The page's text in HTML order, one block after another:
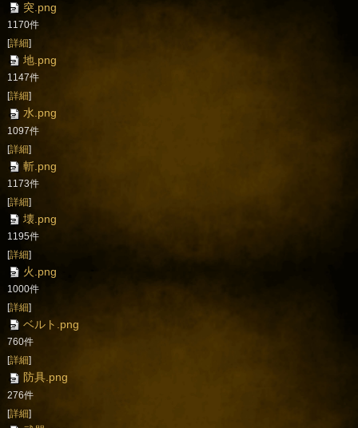
突.png
1170件
詳細
地.png
1147件
詳細
水.png
1097件
[詳細]
斬.png
1173件
[詳細]
壊.png
1195件
[詳細]
火.png
1000件
詳細
ベルト.png
760件
詳細
防具.png
276件
[詳細]